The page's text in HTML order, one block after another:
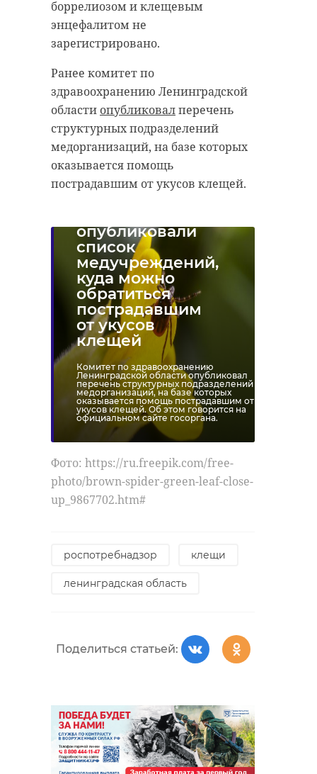
боррелиозом и клещевым
энцефалитом не
зарегистрировано.
Ранее комитет по
здравоохранению Ленинградской
области опубликовалперечень
структурных подразделений
медорганизаций, на базе которых
оказывается помощь
пострадавшим от укусов клещей.
опубликовали
список
медучреждений,
куда можно
обратиться
пострадавшим
от укусов
клещей
Комитет по здравоохранению
Ленинградской области опубликовал
перечень структурных подразделений
медорганизаций, на базе которых
оказывается помощь пострадавшим от
укусов клещей. Об этом говорится на
официальном сайте госоргана.
Фото: https://ru.freepik.com/free-
photo/brown-spider-green-leaf-close-
up_9867702.htm#
роспотребнадзор клещи
ленинградская область
Поделиться статьей: